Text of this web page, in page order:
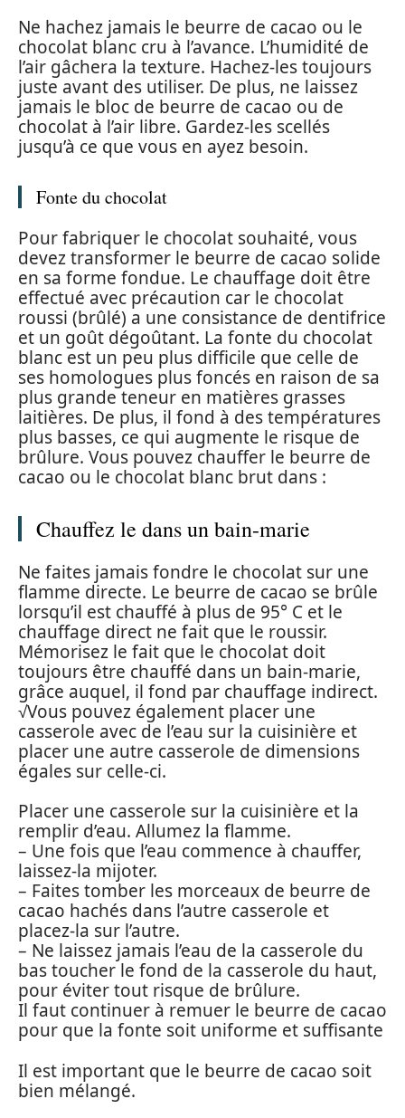
Ne hachez jamais le beurre de cacao ou le
chocolat blanc cru à l’avance. L’humidité de
l’air gâchera la texture. Hachez-les toujours
juste avant des utiliser. De plus, ne laissez
jamais le bloc de beurre de cacao ou de
chocolat à l’air libre. Gardez-les scellés
jusqu’à ce que vous en ayez besoin.
Fonte du chocolat
Pour fabriquer le chocolat souhaité, vous
devez transformer le beurre de cacao solide
en sa forme fondue. Le chauffage doit être
effectué avec précaution car le chocolat
roussi (brûlé) a une consistance de dentifrice
et un goût dégoûtant. La fonte du chocolat
blanc est un peu plus difficile que celle de
ses homologues plus foncés en raison de sa
plus grande teneur en matières grasses
laitières. De plus, il fond à des températures
plus basses, ce qui augmente le risque de
brûlure. Vous pouvez chauffer le beurre de
cacao ou le chocolat blanc brut dans :
Chauffez le dans un bain-marie
Ne faites jamais fondre le chocolat sur une
flamme directe. Le beurre de cacao se brûle
lorsqu’il est chauffé à plus de 95° C et le
chauffage direct ne fait que le roussir.
Mémorisez le fait que le chocolat doit
toujours être chauffé dans un bain-marie,
grâce auquel, il fond par chauffage indirect.
√Vous pouvez également placer une
casserole avec de l’eau sur la cuisinière et
placer une autre casserole de dimensions
égales sur celle-ci.
Placer une casserole sur la cuisinière et la
remplir d’eau. Allumez la flamme.
– Une fois que l’eau commence à chauffer,
laissez-la mijoter.
– Faites tomber les morceaux de beurre de
cacao hachés dans l’autre casserole et
placez-la sur l’autre.
– Ne laissez jamais l’eau de la casserole du
bas toucher le fond de la casserole du haut,
pour éviter tout risque de brûlure.
Il faut continuer à remuer le beurre de cacao
pour que la fonte soit uniforme et suffisante
Il est important que le beurre de cacao soit
bien mélangé.